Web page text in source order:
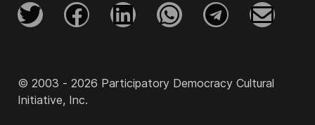
© 2003 - 2026 Participatory Democracy Cultural
Initiative, Inc.